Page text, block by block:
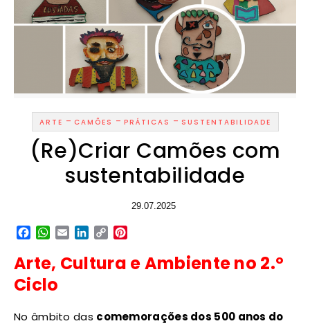
ARTE - CAMÕES - PRÁTICAS - SUSTENTABILIDADE
(Re)Criar Camões com
sustentabilidade
29.07.2025
Facebook
WhatsApp
EmailLinkedIn
Copy
Arte, Cultura e Ambiente no 2.º
Ciclo
No âmbito das comemorações dos 500 anos do